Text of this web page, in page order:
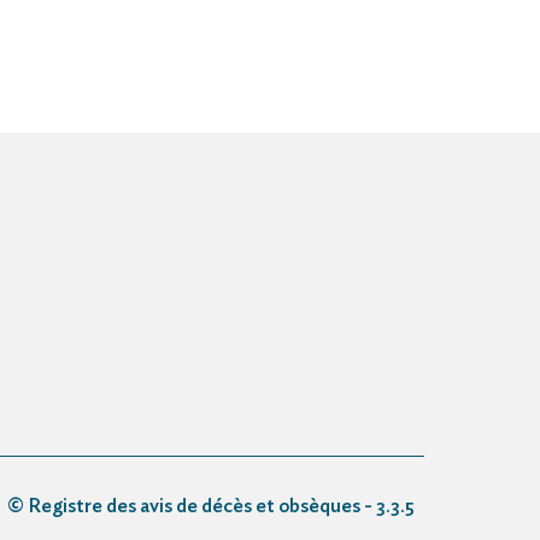
© Registre des avis de décès et obsèques - 3.3.5